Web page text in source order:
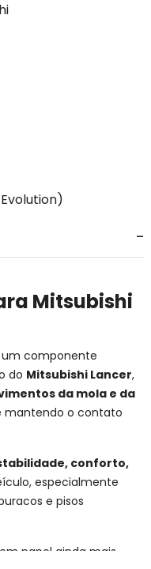
Mitsubishi
componente
do Mitsubishi Lancer,
da mola e da
mantendo o contato
conforto,
especialmente
e pisos
papel ainda mais